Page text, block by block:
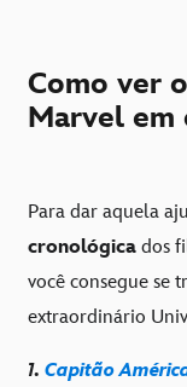
Como ver
Marvel em
Para dar aquela
cronológica dos
você consegue se
extraordinário
1. Capitão